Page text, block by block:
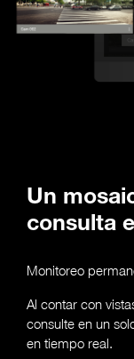
Un
consulta
Monitoreo
Al contar con
consulte en un
en tiempo real.